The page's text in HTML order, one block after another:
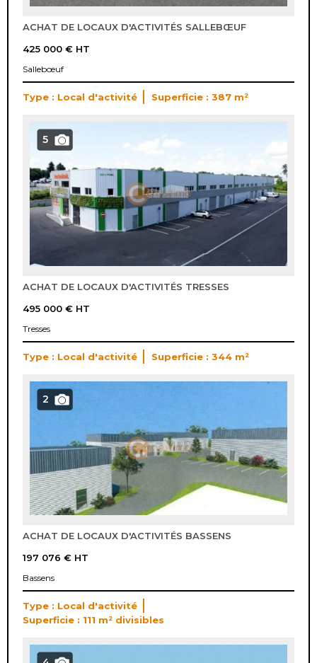
ACHAT DE LOCAUX D'ACTIVITÉS SALLEBŒUF
425 000 € HT
Sallebœuf
Type : Local d'activité Superficie : 387 m²
5
ACHAT DE LOCAUX D'ACTIVITÉS TRESSES
495 000 € HT
Tresses
Type : Local d'activité Superficie : 344 m²
2
ACHAT DE LOCAUX D'ACTIVITÉS BASSENS
197 076 € HT
Bassens
Type : Local d'activité
Superficie : 111 m² divisibles